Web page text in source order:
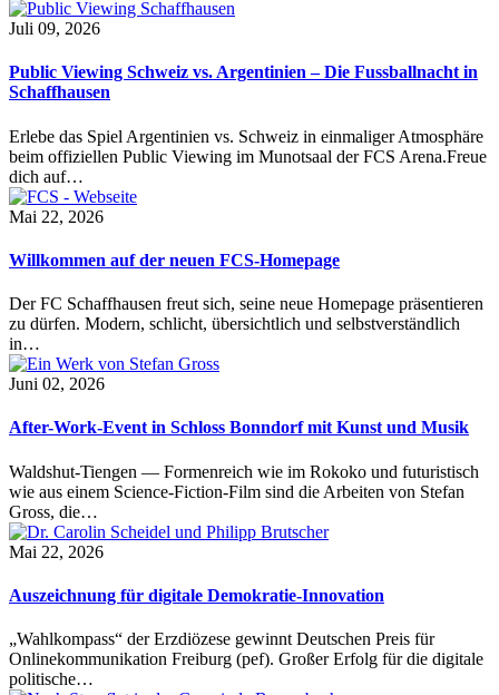
Juli 09, 2026
Public Viewing Schweiz vs. Argentinien – Die Fussballnacht in
Schaffhausen
Erlebe das Spiel Argentinien vs. Schweiz in einmaliger Atmosphäre
beim offiziellen Public Viewing im Munotsaal der FCS Arena.Freue
dich auf…
Mai 22, 2026
Willkommen auf der neuen FCS-Homepage
Der FC Schaffhausen freut sich, seine neue Homepage präsentieren
zu dürfen. Modern, schlicht, übersichtlich und selbstverständlich
in…
Juni 02, 2026
After-Work-Event in Schloss Bonndorf mit Kunst und Musik
Waldshut-Tiengen — Formenreich wie im Rokoko und futuristisch
wie aus einem Science-Fiction-Film sind die Arbeiten von Stefan
Gross, die…
Mai 22, 2026
Auszeichnung für digitale Demokratie-Innovation
„Wahlkompass“ der Erzdiözese gewinnt Deutschen Preis für
Onlinekommunikation Freiburg (pef). Großer Erfolg für die digitale
politische…